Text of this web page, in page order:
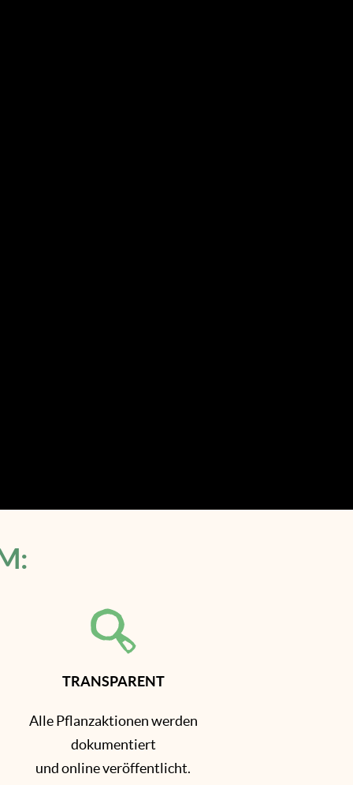
TRANSPARENT
Alle Pflanzaktionen werden
dokumentiert
und online veröffentlicht.